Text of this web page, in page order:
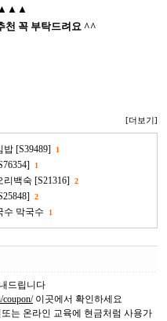
천 꼭 부탁드려요 ^^
[더보기]
[S39489] 1
1
백숙 [S21316] 2
2
수 막국수 1
드립니다
coupon/이곳에서 확인하세요
는 온라인 교육에 현금처럼 사용가